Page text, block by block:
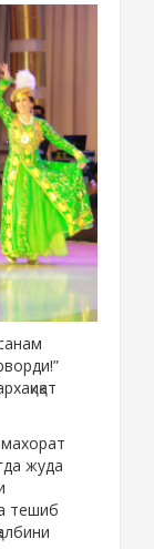
жуда
тешиб